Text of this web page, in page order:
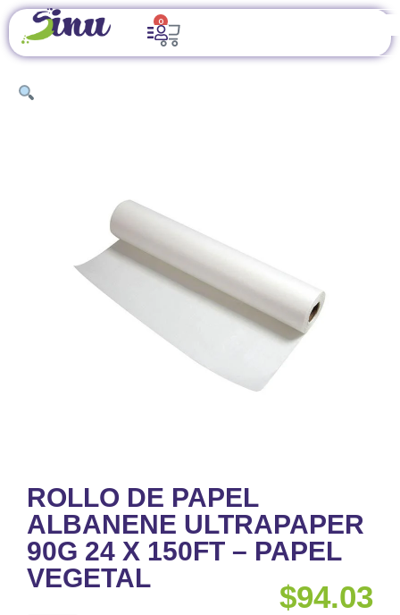
0
PAPEL ALBANENE ULTRAPAPER 90G 24 X 150FT – PAPEL VEGETAL
ROLLO DE PAPEL
ALBANENE ULTRAPAPER
90G 24 X 150FT – PAPEL
VEGETAL
$94.03